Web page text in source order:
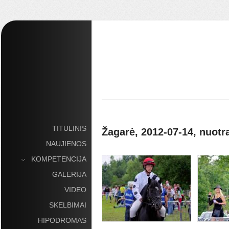
TITULINIS
NAUJIENOS
KOMPETENCIJA
GALERIJA
VIDEO
SKELBIMAI
HIPODROMAS
Žagarė, 2012-07-14,